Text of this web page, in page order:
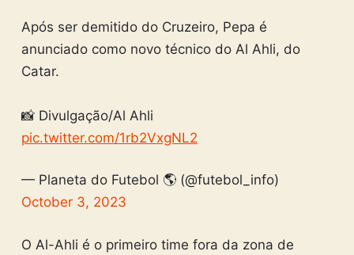
Após ser demitido do Cruzeiro, Pepa é
anunciado como novo técnico do Al Ahli, do
Catar.
📸 Divulgação/Al Ahli
pic.twitter.com/1rb2VxgNL2
— Planeta do Futebol 🌎 (@futebol_info)
October 3, 2023
O Al-Ahli é o primeiro time fora da zona de